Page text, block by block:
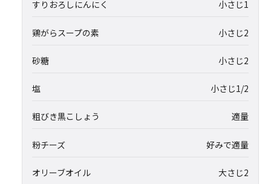
すりおろしにんにく 小さじ1
鶏がらスープの素 小さじ2
砂糖 小さじ2
塩 小さじ1/2
粗びき黒こしょう 適量
粉チーズ 好みで適量
オリーブオイル 大さじ2